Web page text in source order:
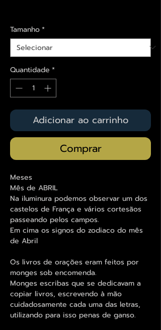
Tamanho*
Quantidade *
Adicionar ao carrinho
Comprar
Meses
Mês de ABRIL
Na iluminura podemos observar um dos
castelos de França e vários cortesãos
passeando pelos campos.
Em cima os signos do zodiaco do mês
de Abril
Os livros de orações eram feitos por
monges sob encomenda.
Monges escribas que se dedicavam a
copiar livros, escrevendo à mão
cuidadosamente cada uma das letras,
utilizando para isso penas de ganso.